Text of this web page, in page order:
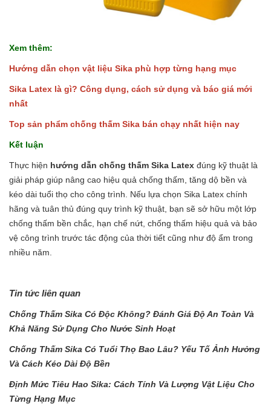
Xem thêm:
Hướng dẫn chọn vật liệu Sika phù hợp từng hạng mục
Sika Latex là gì? Công dụng, cách sử dụng và báo giá mới
nhất
Top sản phẩm chống thấm Sika bán chạy nhất hiện nay
Kết luận
Thực hiện hướng dẫn chống thấm Sika Latex đúng kỹ thuật là
giải pháp giúp nâng cao hiệu quả chống thấm, tăng dộ bền và
kéo dài tuổi thọ cho công trình. Nếu lựa chọn Sika Latex chính
hãng và tuân thủ đúng quy trình kỹ thuật, bạn sẽ sở hữu một lớp
chống thấm bền chắc, hạn chế nứt, chống thấm hiệu quả và bảo
vệ công trình trước tác động của thời tiết cũng như độ ẩm trong
nhiều năm.
Tin tức liên quan
Chống Thấm Sika Có Độc Không? Đánh Giá Độ An Toàn Và
Khả Năng Sử Dụng Cho Nước Sinh Hoạt
Chống Thấm Sika Có Tuổi Thọ Bao Lâu? Yếu Tố Ảnh Hưởng
Và Cách Kéo Dài Độ Bền
Định Mức Tiêu Hao Sika: Cách Tính Và Lượng Vật Liệu Cho
Từng Hạng Mục